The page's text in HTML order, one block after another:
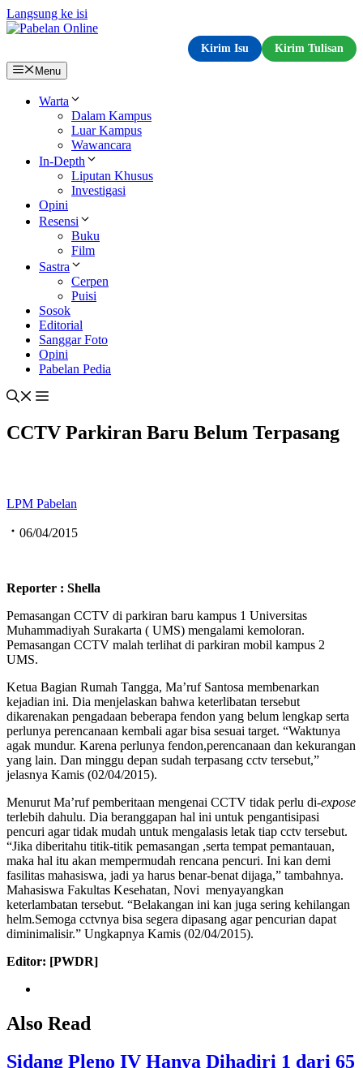
Langsung ke isi
Kirim Isu
Kirim Tulisan
Menu
Warta
Dalam Kampus
Luar Kampus
Wawancara
In-Depth
Liputan Khusus
Investigasi
Opini
Resensi
Buku
Film
Sastra
Cerpen
Puisi
Sosok
Editorial
Sanggar Foto
Opini
Pabelan Pedia
CCTV Parkiran Baru Belum Terpasang
LPM Pabelan
06/04/2015
Reporter : Shella
Pemasangan CCTV di parkiran baru kampus 1 Universitas
Muhammadiyah Surakarta ( UMS) mengalami kemoloran.
Pemasangan CCTV malah terlihat di parkiran mobil kampus 2
UMS.
Ketua Bagian Rumah Tangga, Ma’ruf Santosa membenarkan
kejadian ini. Dia menjelaskan bahwa keterlibatan tersebut
dikarenakan pengadaan beberapa fendon yang belum lengkap serta
perlunya perencanaan kembali agar bisa sesuai target. “Waktunya
agak mundur. Karena perlunya fendon,perencanaan dan kekurangan
yang lain. Dan minggu depan sudah terpasang cctv tersebut,”
jelasnya Kamis (02/04/2015).
Menurut Ma’ruf pemberitaan mengenai CCTV tidak perlu di-expose
terlebih dahulu. Dia beranggapan hal ini untuk pengantisipasi
pencuri agar tidak mudah untuk mengalasis letak tiap cctv tersebut.
“Jika diberitahu titik-titik pemasangan ,serta tempat pemantauan,
maka hal itu akan mempermudah rencana pencuri. Ini kan demi
fasilitas mahasiswa, jadi ya harus benar-benat dijaga,” tambahnya.
Mahasiswa Fakultas Kesehatan, Novi menyayangkan
keterlambatan tersebut. “Belakangan ini kan juga sering kehilangan
helm.Semoga cctvnya bisa segera dipasang agar pencurian dapat
diminimalisir.” Ungkapnya Kamis (02/04/2015).
Editor: [PWDR]
Also Read
Sidang Pleno IV Hanya Dihadiri 1 dari 65